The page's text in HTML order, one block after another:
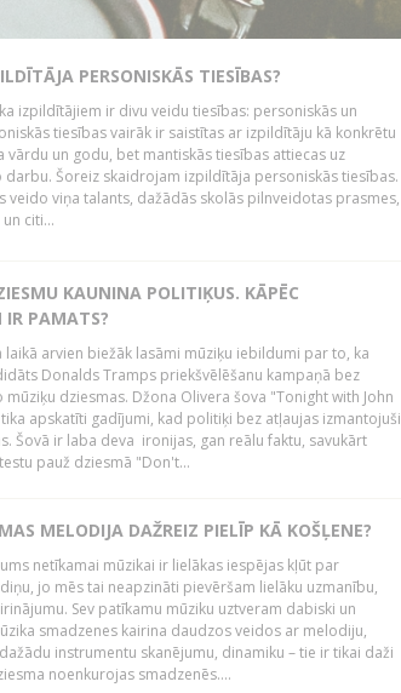
PERSONISKĀS TIESĪBAS?
izpildītājiem ir divu veidu tiesības: personiskās un
tiesības vairāk ir saistītas ar izpildītāju kā konkrētu
vārdu un godu, bet mantiskās tiesības attiecas uz
darbu. Šoreiz skaidrojam izpildītāja personiskās tiesības.
veido viņa talants, dažādās skolās pilnveidotas prasmes,
citi...
KAUNINA POLITIĶUS. KĀPĒC
IR PAMATS?
laikā arvien biežāk lasāmi mūziķu iebildumi par to, ka
Donalds Tramps priekšvēlēšanu kampaņā bez
mūziķu dziesmas. Džona Olivera šova "Tonight with John
apskatīti gadījumi, kad politiķi bez atļaujas izmantojuši
Šovā ir laba deva ironijas, gan reālu faktu, savukārt
pauž dziesmā "Don't...
MELODIJA DAŽREIZ PIELĪP KĀ KOŠĻENE?
netīkamai mūzikai ir lielākas iespējas kļūt par
jo mēs tai neapzināti pievēršam lielāku uzmanību,
Sev patīkamu mūziku uztveram dabiski un
smadzenes kairina daudzos veidos ar melodiju,
instrumentu skanējumu, dinamiku – tie ir tikai daži
noenkurojas smadzenēs....